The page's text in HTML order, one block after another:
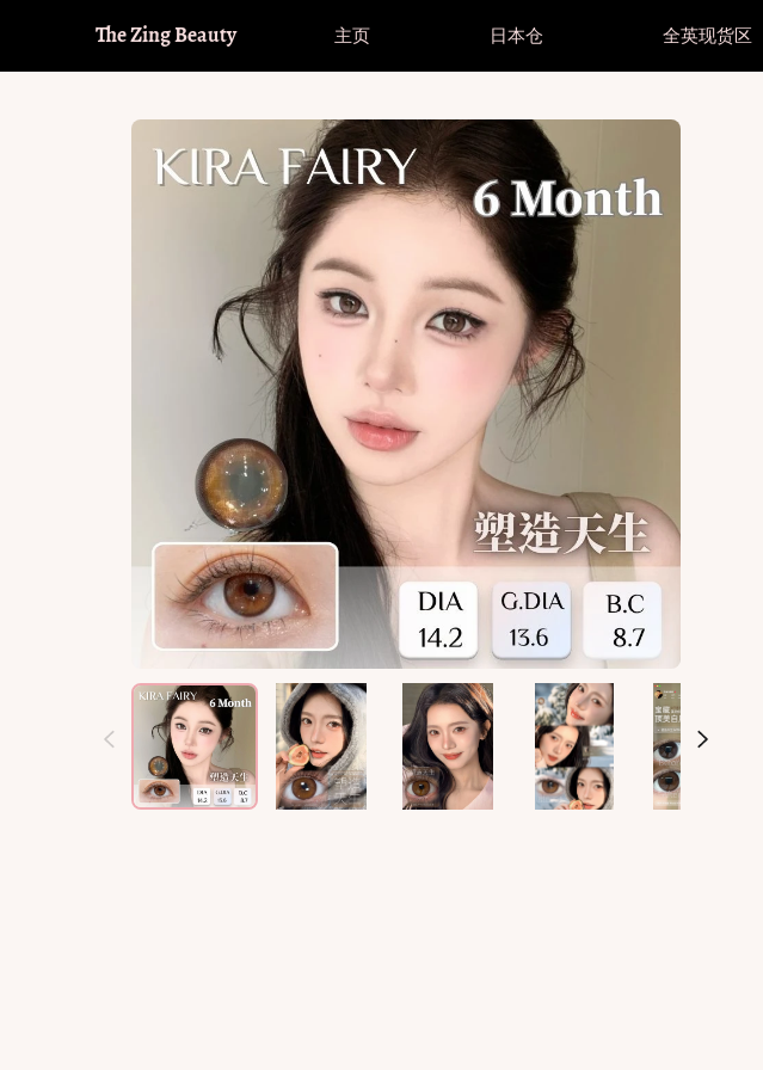
The Zing Beauty
Hot！
Olens
Envie
Hot！
Moody
Kira Fairy
韩系回购榜
Bollycon
Kikicon
Oceangirl
Serltyca
Doya
T-Garden
Doriscon
美妆护肤所有商品
睫毛
护肤
直径大小
14.0-14.1mm 小直径
14.2mm 中等直径
14.4-14.5mm 大直径
其他专区
透明片区
散光美瞳
Cosplay所有商品
Cosplay直邮商品
Cosplay现货商品
主页 日本仓 全英现货区
Fomomy
Hot！
Olens
Envie
Hot！
Moody
Kira Fairy
韩系回购榜
Bollycon
Kikicon
Oceangirl
Serltyca
Cosplay
T-Garden
Doriscon
大着色直径
美妆护肤所有商品
睫毛
护肤
直径大小
14.0-14.1mm 小直径
14.2mm 中等直径
14.4-14.5mm 大直径
其他专区
透明片区
散光美瞳
Cosplay所有商品
Cosplay直邮商品
Cosplay现货商品